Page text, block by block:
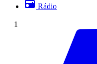
Rádio
1